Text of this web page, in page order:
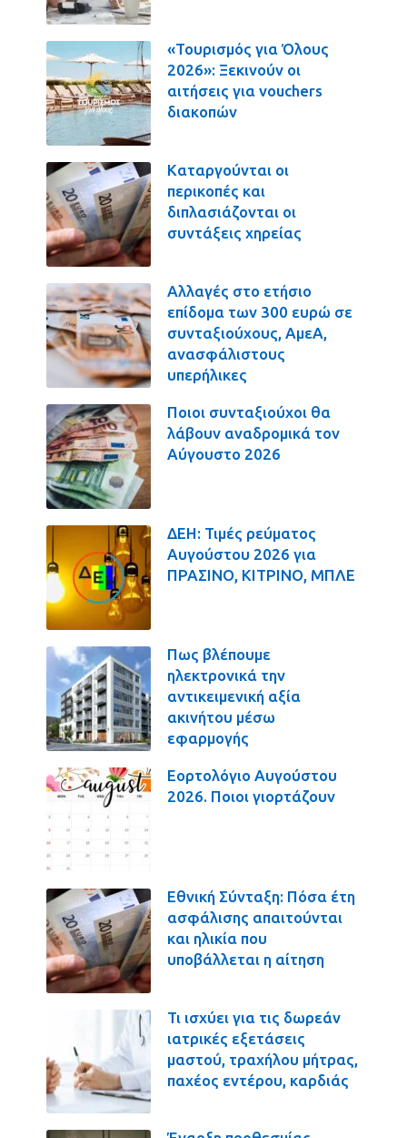
«Τουρισμός για Όλους
2026»: Ξεκινούν οι
αιτήσεις για vouchers
διακοπών
Καταργούνται οι
περικοπές και
διπλασιάζονται οι
συντάξεις χηρείας
Αλλαγές στο ετήσιο
επίδομα των 300 ευρώ σε
συνταξιούχους, ΑμεΑ,
ανασφάλιστους
υπερήλικες
Ποιοι συνταξιούχοι θα
λάβουν αναδρομικά τον
Αύγουστο 2026
ΔΕΗ: Τιμές ρεύματος
Αυγούστου 2026 για
ΠΡΑΣΙΝΟ, ΚΙΤΡΙΝΟ, ΜΠΛΕ
Πως βλέπουμε
ηλεκτρονικά την
αντικειμενική αξία
ακινήτου μέσω
εφαρμογής
Εορτολόγιο Αυγούστου
2026. Ποιοι γιορτάζουν
Εθνική Σύνταξη: Πόσα έτη
ασφάλισης απαιτούνται
και ηλικία που
υποβάλλεται η αίτηση
Τι ισχύει για τις δωρεάν
ιατρικές εξετάσεις
μαστού, τραχήλου μήτρας,
παχέος εντέρου, καρδιάς